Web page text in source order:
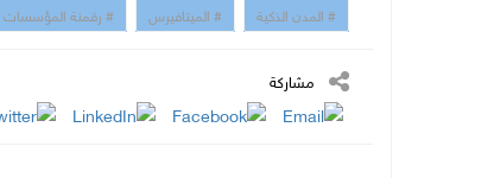
# المدن الذكية
# الميتافيرس # رقمنة المؤسسات
مشاركة